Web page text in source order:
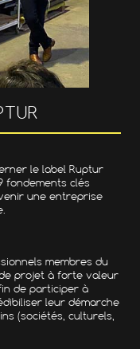
le label Ruptur
fondements clés
une entreprise
membres du
projet à forte valeur
de participer à
leur démarche
(sociétés, culturels,